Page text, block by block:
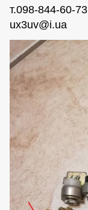
т.098-844-60-73
ux3uv@i.ua